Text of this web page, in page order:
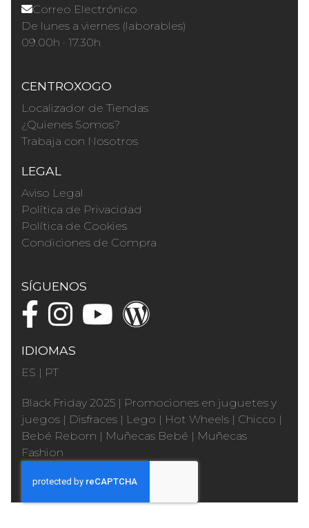
Correo Electrónico
De lunes a viernes (laborables)
09.00h · 17.30h
CENTROXOGO
Localizador de Tiendas
¿Quienes Somos?
Trabaja con Nosotros
LEGAL
Aviso Legal
Política de Privacidad
Política de Cookies
Condiciones de Compra
SÍGUENOS
IDIOMAS
ES | PT
Black Friday 2025 | Promociones en juguetes y
juegos | Disfraces | Lego | Hot Wheels | Chicco |
Bebé Reborn | Muñecas Bebé | Muñecas
Fashion